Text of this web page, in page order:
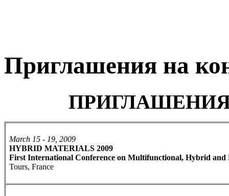
Приглашения на
March 15 - 19, 2009
HYBRID MATERIALS 2009
First International Conference on Multifunctional, Hybrid and
Tours, France